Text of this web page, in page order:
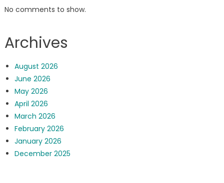
No comments to show.
Archives
August 2026
June 2026
May 2026
April 2026
March 2026
February 2026
January 2026
December 2025